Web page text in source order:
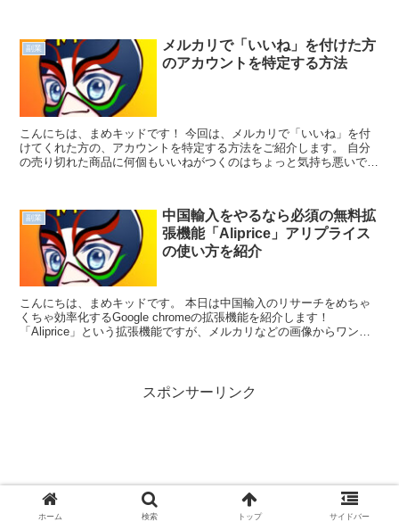
副業
メルカリで「いいね」を付けた方
のアカウントを特定する方法
こんにちは、まめキッドです！ 今回は、メルカリで「いいね」を付
けてくれた方の、アカウントを特定する方法をご紹介します。 自分
の売り切れた商品に何個もいいねがつくのはちょっと気持ち悪いです
副業
中国輸入をやるなら必須の無料拡
張機能「Aliprice」アリプライス
の使い方を紹介
こんにちは、まめキッドです。 本日は中国輸入のリサーチをめちゃ
くちゃ効率化するGoogle chromeの拡張機能を紹介します！
「Aliprice」という拡張機能ですが、メルカリなどの画像からワンタ
スポンサーリンク
ホーム 検索 トップ サイドバー